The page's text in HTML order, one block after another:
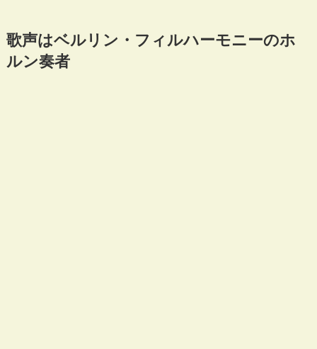
歌声はベルリン・フィルハーモニーのホ
ルン奏者